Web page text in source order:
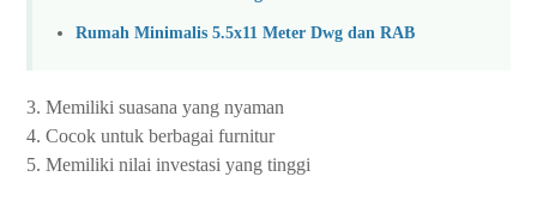
Rumah Minimalis 5.5x11 Meter Dwg dan RAB
3. Memiliki suasana yang nyaman
4. Cocok untuk berbagai furnitur
5. Memiliki nilai investasi yang tinggi